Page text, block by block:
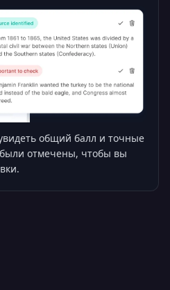
общий балл и точные
отмечены, чтобы вы